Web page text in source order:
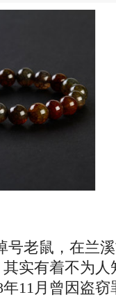
号老鼠，在兰
实有着不为
11月曾因盗